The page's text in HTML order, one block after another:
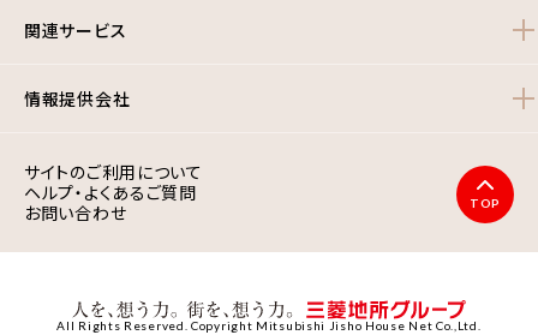
関連サービス
情報提供会社
サイトのご利用について
ヘルプ・よくあるご質問
お問い合わせ
TOP
All Rights Reserved. Copyright Mitsubishi Jisho House Net Co.,Ltd.